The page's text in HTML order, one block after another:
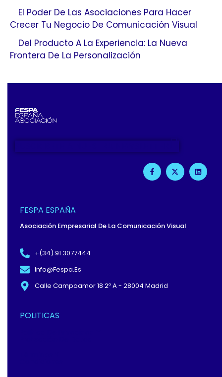
El Poder De Las Asociaciones Para Hacer
Crecer Tu Negocio De Comunicación Visual
Del Producto A La Experiencia: La Nueva
Frontera De La Personalización
F
A
C
F
X
-
T
L
I
N
FESPA ESPAÑA
Asociación Empresarial De La Comunicación Visual
+(34) 91 3077444
Info@fespa.es
Calle Campoamor 18 2º A - 28004 Madrid
POLITICAS